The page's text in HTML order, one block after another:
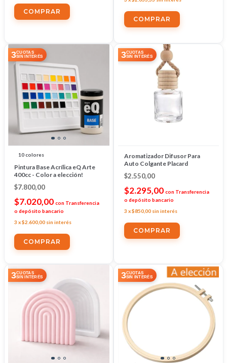
3CUOTAS
SIN INTERÉS
10 colores
Pintura Base Acrílica eQ Arte
400cc - Color a elección!
$7.800,00
$7.020,00 con Transferencia
o depósito bancario
3 x$2.600,00 sin interés
COMPRAR
3CUOTAS
SIN INTERÉS
Aromatizador Difusor Para
Auto Colgante Placard
$2.550,00
$2.295,00 con Transferencia
o depósito bancario
3 x$850,00 sin interés
3CUOTAS
SIN INTERÉS
3CUOTAS
SIN INTERÉS